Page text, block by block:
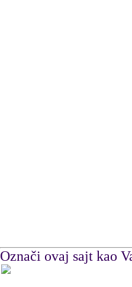
Označi ovaj sajt kao